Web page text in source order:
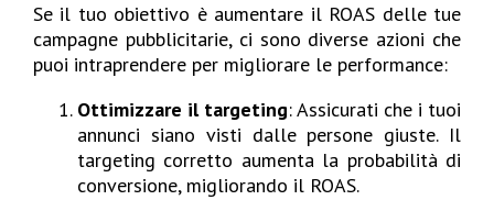
Se il tuo obiettivo è aumentare il ROAS delle tue
campagne pubblicitarie, ci sono diverse azioni che
puoi intraprendere per migliorare le performance:
Ottimizzare il targeting: Assicurati che i tuoi
annunci siano visti dalle persone giuste. Il
targeting corretto aumenta la probabilità di
conversione, migliorando il ROAS.